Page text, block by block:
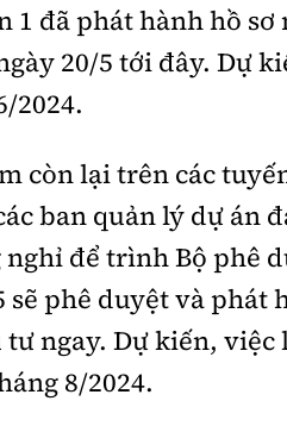
1 đã phát hành hồ
20/5 tới đây. Dự
2024.
còn lại trên các
ban quản lý dự án
để trình Bộ phê
sẽ phê duyệt và phát
ngay. Dự kiến,
8/2024.